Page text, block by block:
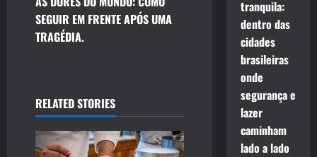
t
v
i
SEGUIR EM FRENTE APÓS UMA
TRAGÉDIA.
RELATED STORIES
tranquila:
dentro das
cidades
brasileiras
onde
segurança e
lazer
caminham
lado a lado